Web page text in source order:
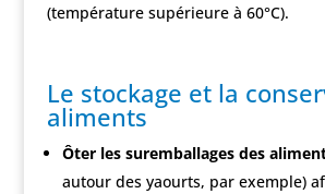
(température supérieure à 60°C).
Le stockage et la
aliments
Ôter les suremballages des
autour des yaourts, par exemple)